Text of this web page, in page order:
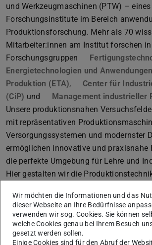
und Werkzeugmaschinen (PTW) –
Forschungsinstitute im Bereich
Produktionsforschung. Mehr als 70
Mitarbeiter:innen am Institut forschen in
Forschungsgruppen
Energietechnologien und
Produktion (ETA),
Center für
(CiP) und Management industrieller
Unsere produktionsnahen
mit repräsentativen
Versorgungssystemen und modernster
ermöglichen innovative und praxisnahe
die perfekte Umgebung für Lehre und
Hier gestalten wir die
Unsere Visionist es, durch
und Innovation einen nachhaltigen
Wir möchten die Informationen und das
dieser Webseite an Ihre Bedürfnisse
verwenden wir sog. Cookies. Sie können
welche Cookies genau bei Ihrem Besuch
gesetzt werden sollen.
Einige Cookies sind für den Abruf der